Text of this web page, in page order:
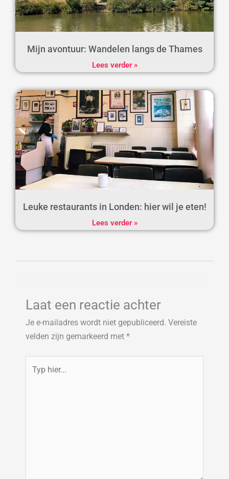
Mijn avontuur: Wandelen langs de Thames
Lees verder »
Leuke restaurants in Londen: hier wil je eten!
Lees verder »
Laat een reactie achter
Je e-mailadres wordt niet gepubliceerd. Vereiste
velden zijn gemarkeerd met *
hier...